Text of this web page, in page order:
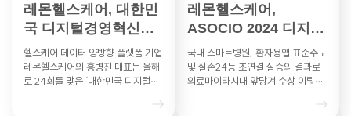
레몬헬스케어, 대한민
국 디지털경영혁신대
상 과기부 장관상
헬스케어 데이터 양방향 플랫폼 기업
레몬헬스케어의 홍병진 대표는 올해
로 24회를 맞은 ‘대한민국 디지털경
레몬헬스케어,
ASOCIO 2024 디지털
헬스케어DX부문 혁신
상 수상 영…
국내 스마트병원, 환자용앱 표준주도
및 실손24등 초연결 실증의 결과로
의료마이타시대 앞당겨 수상 이뤄내